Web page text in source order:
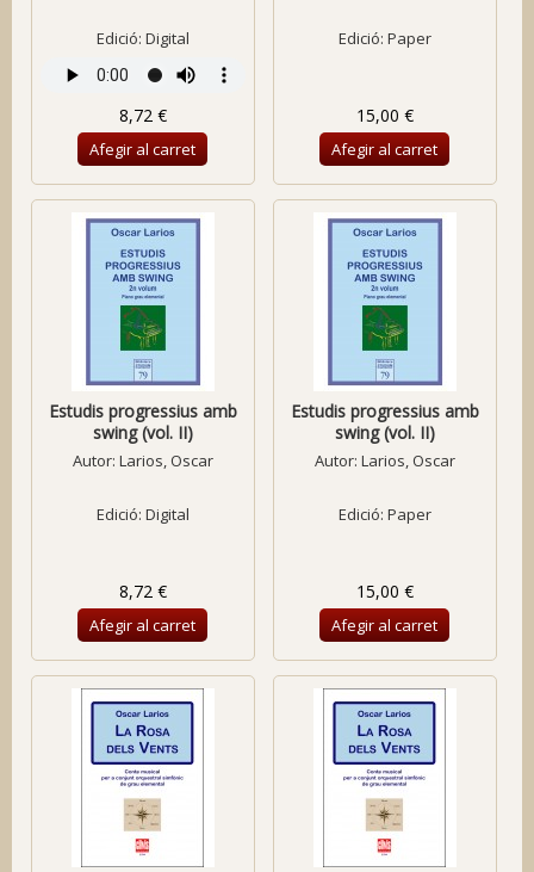
Edició: Digital
8,72 €
Afegir al carret
Edició: Paper
15,00 €
Afegir al carret
Estudis progressius amb
swing (vol. II)
Autor: Larios, Oscar
Edició: Digital
8,72 €
Afegir al carret
Estudis progressius amb
swing (vol. II)
Autor: Larios, Oscar
Edició: Paper
15,00 €
Afegir al carret